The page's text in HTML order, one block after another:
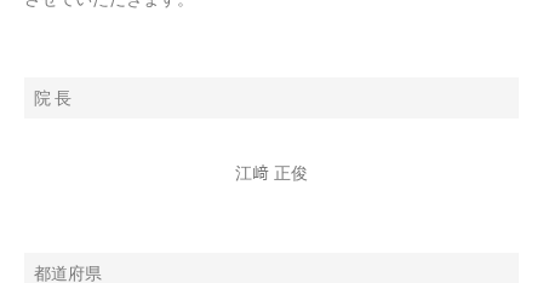
院 長
江﨑 正俊
都道府県